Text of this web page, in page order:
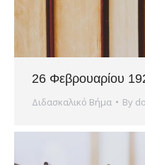
26 Φεβρουαρίου
Διδασκαλικό Βήμα By